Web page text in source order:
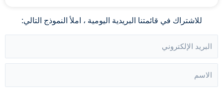
للاشتراك في قائمتنا البريدية اليومية ، املأ النموذج التالي: